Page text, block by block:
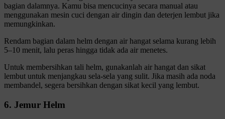
bagian dalamnya. Kamu bisa mencucinya secara manual atau
menggunakan mesin cuci dengan air dingin dan deterjen lembut jika
memungkinkan.
Rendam bagian dalam helm dengan air hangat selama kurang lebih
5–10 menit, lalu peras hingga tidak ada air menetes.
Untuk membersihkan tali helm, gunakanlah air hangat dan sikat
lembut untuk menjangkau sela-sela yang sulit. Jika masih ada noda
membandel, segera bersihkan dengan sikat kecil yang lembut.
6. Jemur Helm